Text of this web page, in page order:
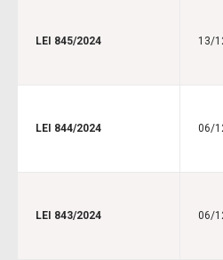
LEI 845/2024 13/
LEI 844/2024 06/
LEI 843/2024 06/